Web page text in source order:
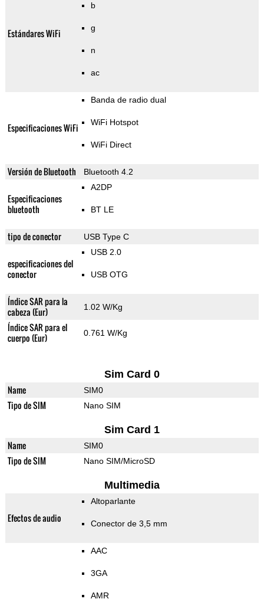
Estándares WiFi
b
g
n
ac
Especificaciones WiFi
Banda de radio dual
WiFi Hotspot
WiFi Direct
Versión de Bluetooth Bluetooth 4.2
Especificaciones
bluetooth
A2DP
BT LE
tipo de conector USB Type C
especificaciones del
conector
USB 2.0
USB OTG
Índice SAR para la
cabeza (Eur)
1.02 W/Kg
Índice SAR para el
cuerpo (Eur)
0.761 W/Kg
Sim Card 0
Name SIM0
Tipo de SIM Nano SIM
Sim Card 1
Name SIM0
Tipo de SIM Nano SIM/MicroSD
Multimedia
Efectos de audio
Altoparlante
Conector de 3,5 mm
AAC
3GA
AMR